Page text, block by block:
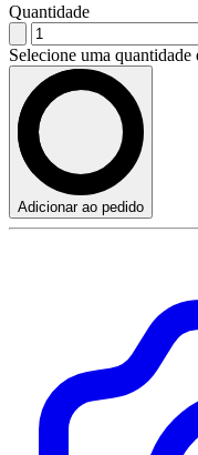
Quantidade
Selecione uma quantidade
Adicionar ao pedido